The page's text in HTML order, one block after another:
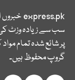
express.pk
سب سے زیادہ وزٹ
پر شائع شدہ تمام
گروپ محفوظ ہیں۔